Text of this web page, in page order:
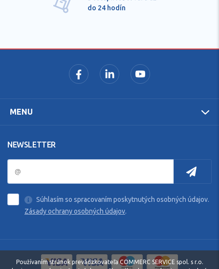
do 24 hodín
MENU
NEWSLETTER
Súhlasím so spracovaním poskytnutých osobných údajov.
Zásady ochrany osobných údajov.
Používaním stránok prevádzkovateľa COMMERC SERVICE spol. s r.o.